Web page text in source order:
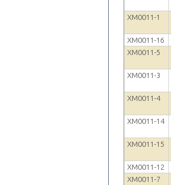
XM0011-1
XM0011-16
XM0011-5
XM0011-3
XM0011-4
XM0011-14
XM0011-15
XM0011-12
XM0011-7